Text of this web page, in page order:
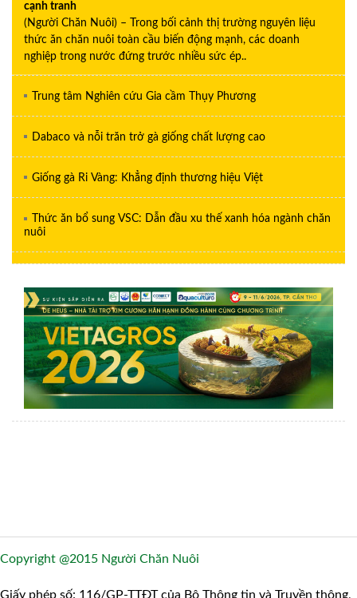
cạnh tranh
(Người Chăn Nuôi) – Trong bối cảnh thị trường nguyên liệu
thức ăn chăn nuôi toàn cầu biến động mạnh, các doanh
nghiệp trong nước đứng trước nhiều sức ép..
Trung tâm Nghiên cứu Gia cầm Thụy Phương
Dabaco và nỗi trăn trở gà giống chất lượng cao
Giống gà Ri Vàng: Khẳng định thương hiệu Việt
Thức ăn bổ sung VSC: Dẫn đầu xu thế xanh hóa ngành chăn
nuôi
Copyright @2015 Người Chăn Nuôi
Giấy phép số: 116/GP-TTĐT của Bộ Thông tin và Truyền thông,